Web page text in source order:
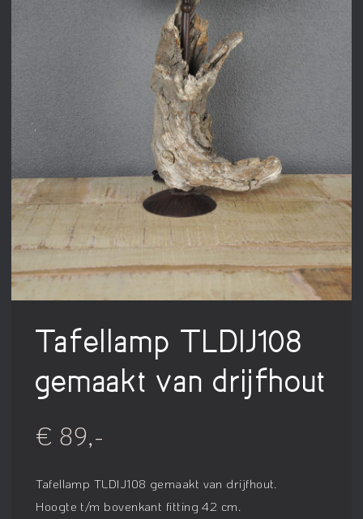
Tafellamp TLDIJ108
gemaakt van drijfhout
€ 89,-
Tafellamp TLDIJ108 gemaakt van drijfhout.
Hoogte t/m bovenkant fitting 42 cm.